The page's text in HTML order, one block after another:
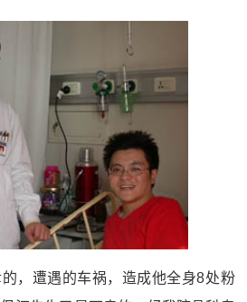
，遭遇的车祸，造成他全身8处粉